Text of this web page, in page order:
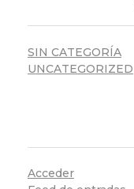
SIN CATEGORÍA
UNCATEGORIZED
Acceder